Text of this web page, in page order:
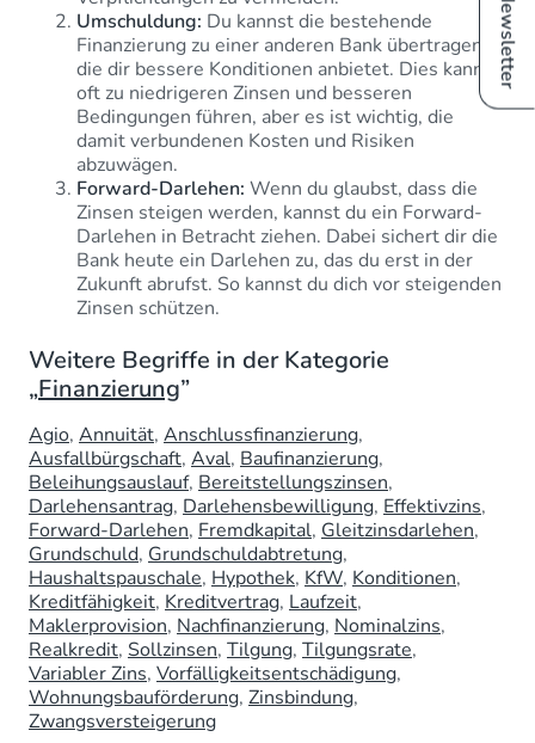
Umschuldung: Du kannst die bestehende
Finanzierung zu einer anderen Bank übertragen,
die dir bessere Konditionen anbietet. Dies kann
oft zu niedrigeren Zinsen und besseren
Bedingungen führen, aber es ist wichtig, die
damit verbundenen Kosten und Risiken
abzuwägen.
Forward-Darlehen: Wenn du glaubst, dass die
Zinsen steigen werden, kannst du ein Forward-
Darlehen in Betracht ziehen. Dabei sichert dir die
Bank heute ein Darlehen zu, das du erst in der
Zukunft abrufst. So kannst du dich vor steigenden
Zinsen schützen.
Weitere Begriffe in der Kategorie
„Finanzierung”
Agio Annuität Anschlussfinanzierung
Ausfallbürgschaft Aval Baufinanzierung
Beleihungsauslauf Bereitstellungszinsen
Darlehensantrag Darlehensbewilligung Effektivzins
Forward-Darlehen Fremdkapital Gleitzinsdarlehen
Grundschuld Grundschuldabtretung
Haushaltspauschale Hypothek KfW Konditionen
Kreditfähigkeit Kreditvertrag Laufzeit
Maklerprovision Nachfinanzierung Nominalzins
Realkredit Sollzinsen Tilgung Tilgungsrate
Variabler Zins Vorfälligkeitsentschädigung
Wohnungsbauförderung Zinsbindung
Zwangsversteigerung
Newsletter